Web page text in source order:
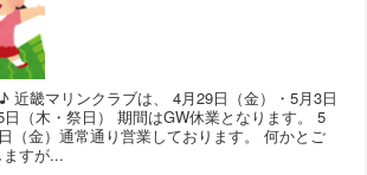
近畿マリンクラブは、 4月29日（金）・5月3日
日（木・祭日） 期間はGW休業となります。 5
（金）通常通り営業しております。 何かとご
すが...